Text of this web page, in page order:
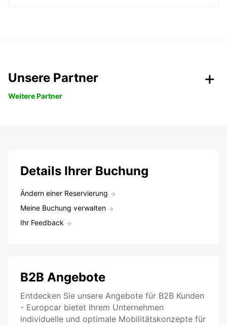
Unsere Partner
Weitere Partner
Details Ihrer Buchung
Ändern einer Reservierung
Meine Buchung verwalten
Ihr Feedback
B2B Angebote
Entdecken Sie unsere Angebote für B2B Kunden
- Europcar bietet Ihrem Unternehmen
individuelle und optimale Mobilitätskonzepte für